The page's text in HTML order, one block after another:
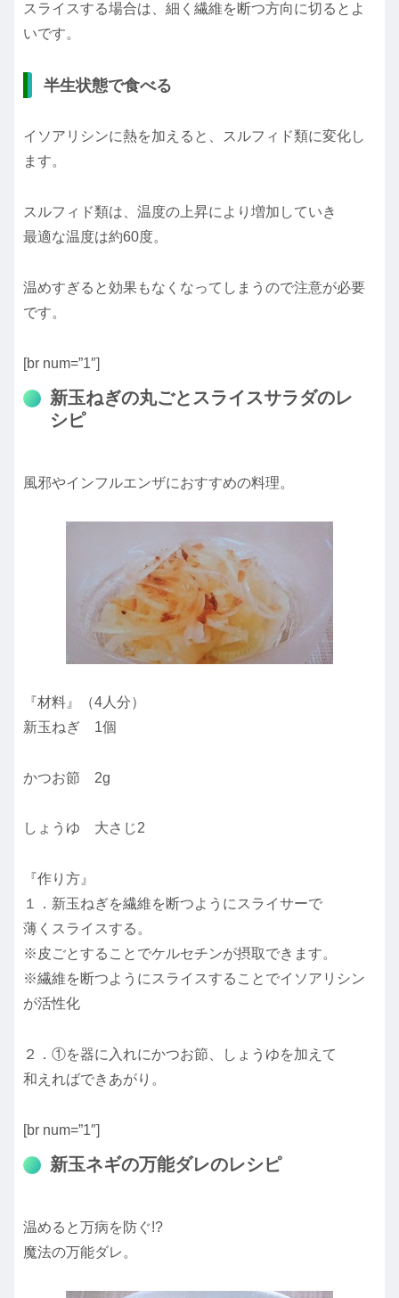
スライスする場合は、細く繊維を断つ方向に切るとよ
いです。
半生状態で食べる
イソアリシンに熱を加えると、スルフィド類に変化し
ます。
スルフィド類は、温度の上昇により増加していき
最適な温度は約60度。
温めすぎると効果もなくなってしまうので注意が必要
です。
[br num=”1″]
新玉ねぎの丸ごとスライスサラダのレ
シピ
風邪やインフルエンザにおすすめの料理。
『材料』（4人分）
新玉ねぎ 1個
かつお節 2g
しょうゆ 大さじ2
『作り方』
１．新玉ねぎを繊維を断つようにスライサーで
薄くスライスする。
※皮ごとすることでケルセチンが摂取できます。
※繊維を断つようにスライスすることでイソアリシン
が活性化
２．①を器に入れにかつお節、しょうゆを加えて
和えればできあがり。
[br num=”1″]
新玉ネギの万能ダレのレシピ
温めると万病を防ぐ!?
魔法の万能ダレ。